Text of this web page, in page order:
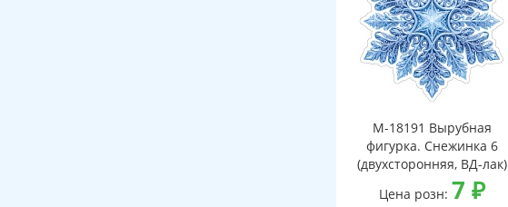
М-18191 Вырубная
фигурка. Снежинка 6
(двухсторонняя, ВД-лак)
Цена розн: 7 ₽